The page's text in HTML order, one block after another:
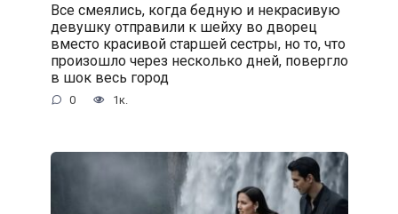
Все смеялись, когда бедную и некрасивую
девушку отправили к шейху во дворец
вместо красивой старшей сестры, но то, что
произошло через несколько дней, повергло
в шок весь город
0 1к.